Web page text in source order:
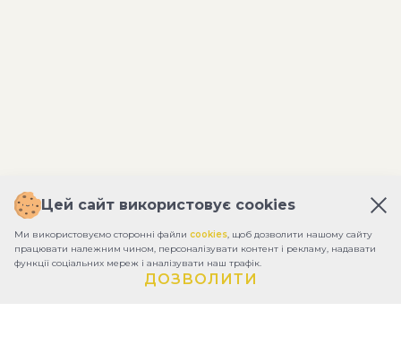
Цей сайт використовує cookies
Ми використовуємо сторонні файли cookies, щоб дозволити нашому сайту
працювати належним чином, персоналізувати контент і рекламу, надавати
функції соціальних мереж і аналізувати наш трафік.
ДОЗВОЛИТИ